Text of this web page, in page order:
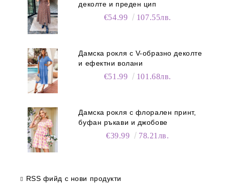
деколте и преден цип
€54.99 107.55лв.
Дамска рокля с V-образно деколте
и ефектни волани
€51.99 101.68лв.
Дамска рокля с флорален принт,
буфан ръкави и джобове
€39.99 78.21лв.
RSS фийд с нови продукти